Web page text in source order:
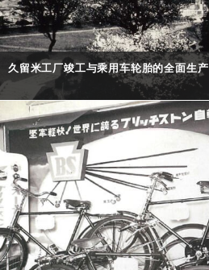
久留米工厂竣工与乘用车轮胎的全面生产